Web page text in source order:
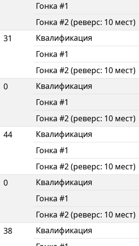
Гонка #1
Гонка #2 (реверс: 10 мест)
31 Квалификация
Гонка #1
Гонка #2 (реверс: 10 мест)
0 Квалификация
Гонка #1
Гонка #2 (реверс: 10 мест)
44 Квалификация
Гонка #1
Гонка #2 (реверс: 10 мест)
0 Квалификация
Гонка #1
Гонка #2 (реверс: 10 мест)
38 Квалификация